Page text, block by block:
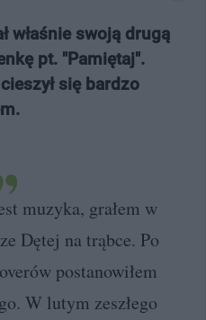
właśnie swoją drugą
pt. "Pamiętaj".
się bardzo
muzyka, grałem w
Dętej na trąbce. Po
postanowiłem
W lutym zeszłego